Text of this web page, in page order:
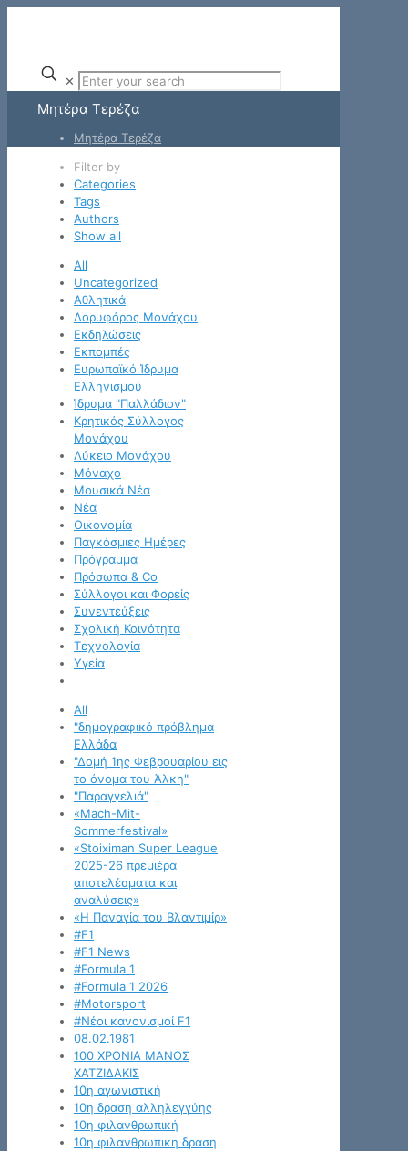
✕
Μητέρα Τερέζα
Μητέρα Τερέζα
Filter by
Categories
Tags
Authors
Show all
All
Uncategorized
Αθλητικά
Δορυφόρος Μονάχου
Εκδηλώσεις
Εκπομπές
Ευρωπαϊκό Ίδρυμα
Ελληνισμού
Ίδρυμα "Παλλάδιον"
Κρητικός Σύλλογος
Μονάχου
Λύκειο Μονάχου
Μόναχο
Μουσικά Νέα
Νέα
Οικονομία
Παγκόσμιες Ημέρες
Πρόγραμμα
Πρόσωπα & Co
Σύλλογοι και Φορείς
Συνεντεύξεις
Σχολική Κοινότητα
Τεχνολογία
Υγεία
All
"δημογραφικό πρόβλημα
Ελλάδα
"Δομή 1ης Φεβρουαρίου εις
το όνομα του Άλκη"
"Παραγγελιά"
«Mach-Mit-
Sommerfestival»
«Stoiximan Super League
2025-26 πρεμιέρα
αποτελέσματα και
αναλύσεις»
«Η Παναγία του Βλαντιμίρ»
#F1
#F1 News
#Formula 1
#Formula 1 2026
#Motorsport
#Νέοι κανονισμοί F1
08.02.1981
100 ΧΡΟΝΙΑ ΜΑΝΟΣ
ΧΑΤΖΙΔΑΚΙΣ
10η αγωνιστική
10η δραση αλληλεγγύης
10η φιλανθρωπική
10η φιλανθρωπικη δραση